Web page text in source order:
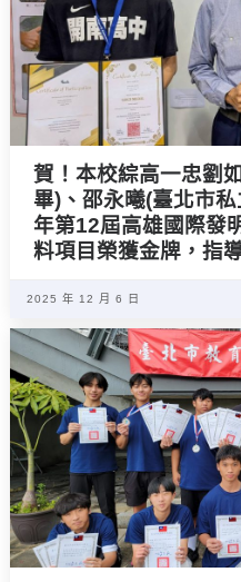
賀！本校綜高一忠劉
畢)、邵永曦(臺北市
年第12屆高雄國際發
料項目榮獲金牌，指
2025 年 12 月 6 日